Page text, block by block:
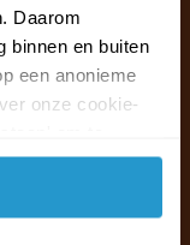
Daarom
binnen en buiten
een anonieme
onze cookie-
telefonisch